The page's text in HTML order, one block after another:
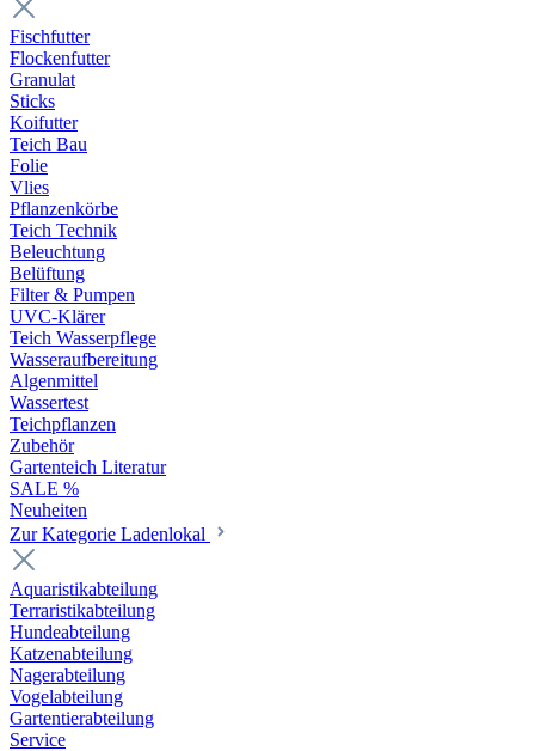
Fischfutter
Flockenfutter
Granulat
Sticks
Koifutter
Teich Bau
Folie
Vlies
Pflanzenkörbe
Teich Technik
Beleuchtung
Belüftung
Filter & Pumpen
UVC-Klärer
Teich Wasserpflege
Wasseraufbereitung
Algenmittel
Wassertest
Teichpflanzen
Zubehör
Gartenteich Literatur
SALE %
Neuheiten
Zur Kategorie Ladenlokal
Aquaristikabteilung
Terraristikabteilung
Hundeabteilung
Katzenabteilung
Nagerabteilung
Vogelabteilung
Gartentierabteilung
Service